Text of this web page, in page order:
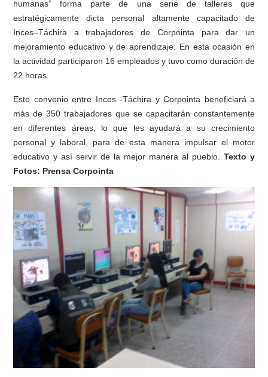
humanas” forma parte de una serie de talleres que
estratégicamente dicta personal altamente capacitado de
Inces–Táchira a trabajadores de Corpointa para dar un
mejoramiento educativo y de aprendizaje. En esta ocasión en
la actividad participaron 16 empleados y tuvo como duración de
22 horas.
Este convenio entre Inces -Táchira y Corpointa beneficiará a
más de 350 trabajadores que se capacitarán constantemente
en diferentes áreas, lo que les ayudará a su crecimiento
personal y laboral, para de esta manera impulsar el motor
educativo y así servir de la mejor manera al pueblo. Texto y
Fotos: Prensa Corpointa